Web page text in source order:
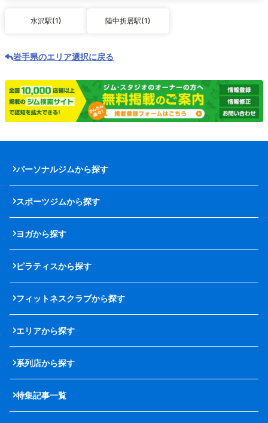
水沢駅(1) 陸中折居駅(1)
岩手県のエリア選択に戻る
パーソナルジムから探す
スポーツジムから探す
ヨガから探す
ピラティスから探す
フィットネスクラブから探す
エリアから探す
系列店から探す
特集記事一覧